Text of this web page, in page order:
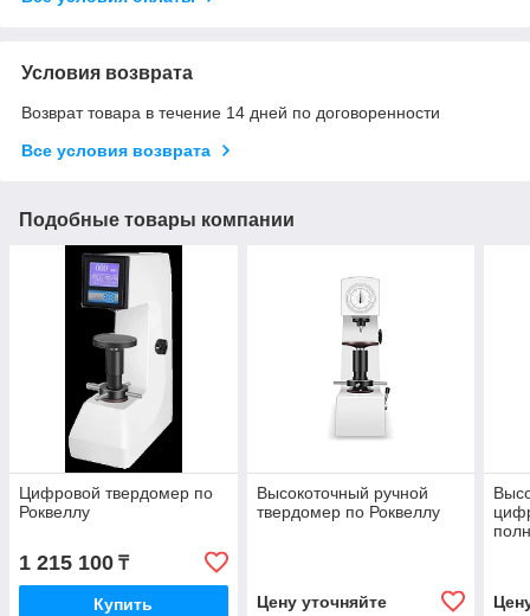
Условия возврата
Возврат товара в течение 14 дней по договоренности
Все условия возврата
Подобные товары компании
Цифровой твердомер по
Роквеллу
1 215 100 ₸
Купить
Высокоточный ручной
твердомер по Роквеллу
Цену уточняйте